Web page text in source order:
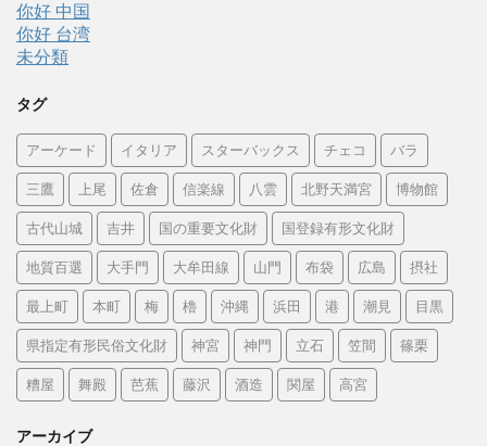
你好 中国
你好 台湾
未分類
タグ
アーケード イタリア スターバックス チェコ バラ
三鷹 上尾 佐倉 信楽線 八雲 北野天満宮 博物館
古代山城 吉井 国の重要文化財 国登録有形文化財
地質百選 大手門 大牟田線 山門 布袋 広島 摂社
最上町 本町 梅 櫓 沖縄 浜田 港 潮見 目黒
県指定有形民俗文化財 神宮 神門 立石 笠間 篠栗
糟屋 舞殿 芭蕉 藤沢 酒造 関屋 高宮
アーカイブ